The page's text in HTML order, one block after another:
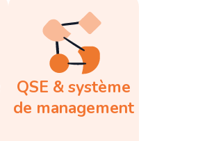
QSE & système
de management